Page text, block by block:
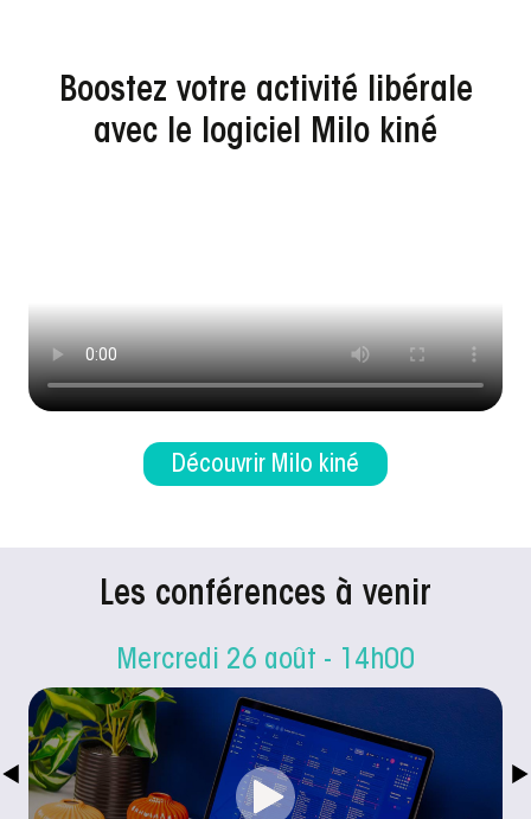
Boostez votre activité libérale
avec le logiciel Milo kiné
Découvrir Milo kiné
Les conférences à venir
Mercredi 26 août - 14h00